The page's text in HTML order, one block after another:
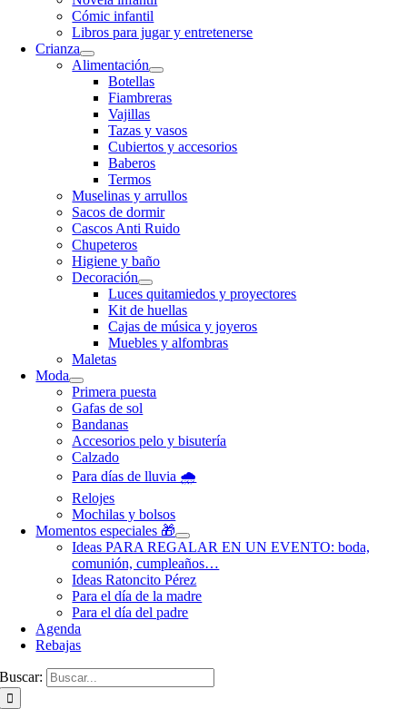
Cómic infantil
Libros para jugar y entretenerse
Crianza
Alimentación
Botellas
Fiambreras
Vajillas
Tazas y vasos
Cubiertos y accesorios
Baberos
Termos
Muselinas y arrullos
Sacos de dormir
Cascos Anti Ruido
Chupeteros
Higiene y baño
Decoración
Luces quitamiedos y proyectores
Kit de huellas
Cajas de música y joyeros
Muebles y alfombras
Maletas
Moda
Primera puesta
Gafas de sol
Bandanas
Accesorios pelo y bisutería
Calzado
Para días de lluvia 🌧️
Relojes
Mochilas y bolsos
Momentos especiales 🎁
Ideas PARA REGALAR EN UN EVENTO: boda,
comunión, cumpleaños…
Ideas Ratoncito Pérez
Para el día de la madre
Para el día del padre
Agenda
Rebajas
Buscar: